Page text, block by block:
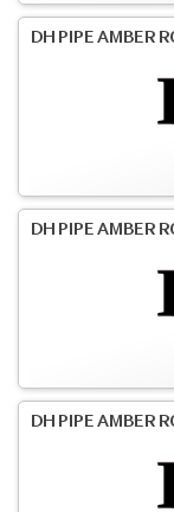
DH PIPE AMBER
DH PIPE AMBER
DH PIPE AMBER